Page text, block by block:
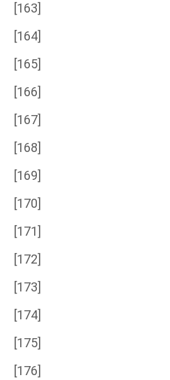
[163]
[164]
[165]
[166]
[167]
[168]
[169]
[170]
[171]
[172]
[173]
[174]
[175]
[176]